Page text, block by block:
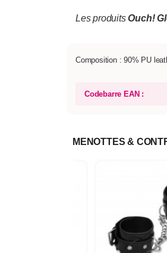
Les produitsOuch!
Composition : 90% PU
Codebarre EAN :
MENOTTES &